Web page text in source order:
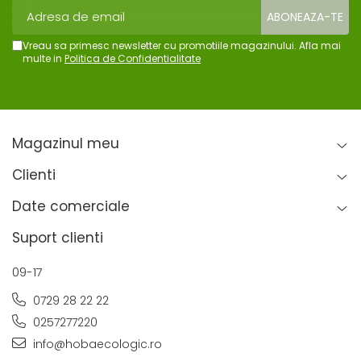
Vreau sa primesc newsletter cu promotiile magazinului. Afla mai
multe in Politica de Confidentialitate
Magazinul meu
Clienti
Date comerciale
Suport clienti
09-17
0729 28 22 22
0257277220
info@hobaecologic.ro